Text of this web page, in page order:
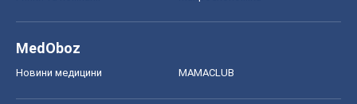
MedOboz
Новини медицини MAMACLUB